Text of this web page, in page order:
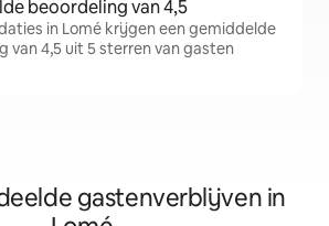
beoordeling van 4,5
in Lomé krijgen een gemiddelde
van 4,5 uit 5 sterren van gasten
gastenverblijven in